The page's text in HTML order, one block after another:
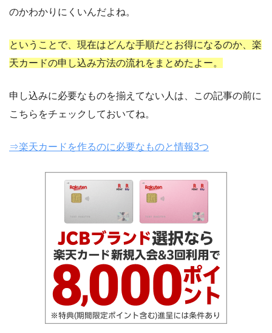
のかわかりにくいんだよね。
ということで、現在はどんな手順だとお得になるのか、楽
天カードの申し込み方法の流れをまとめたよー。
申し込みに必要なものを揃えてない人は、この記事の前に
こちらをチェックしておいてね。
⇒楽天カードを作るのに必要なものと情報3つ